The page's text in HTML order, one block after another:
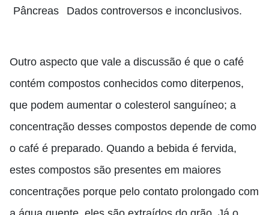
Pâncreas
Dados controversos e inconclusivos.
Outro aspecto que vale a discussão é que o café
contém compostos conhecidos como diterpenos,
que podem aumentar o colesterol sanguíneo; a
concentração desses compostos depende de como
o café é preparado. Quando a bebida é fervida,
estes compostos são presentes em maiores
concentrações porque pelo contato prolongado com